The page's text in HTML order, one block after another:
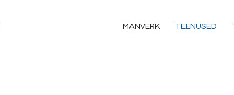
MANVERK TEENUSED